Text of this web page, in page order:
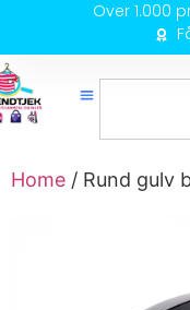
Over 1.000
Home / Rund gulv